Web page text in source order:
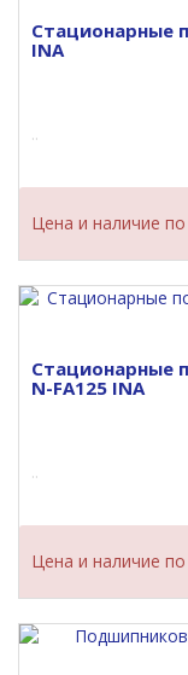
Стационарные
INA
..
Цена и наличие по
Стационарные
N-FA125 INA
..
Цена и наличие по